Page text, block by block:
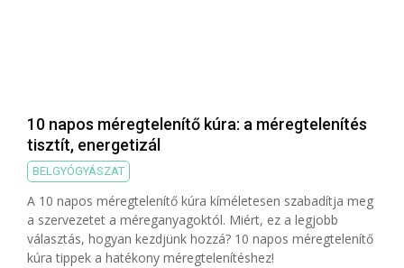
10 napos méregtelenítő kúra: a méregtelenítés
tisztít, energetizál
BELGYÓGYÁSZAT
A 10 napos méregtelenítő kúra kíméletesen szabadítja meg
a szervezetet a méreganyagoktól. Miért, ez a legjobb
választás, hogyan kezdjünk hozzá? 10 napos méregtelenítő
kúra tippek a hatékony méregtelenítéshez!